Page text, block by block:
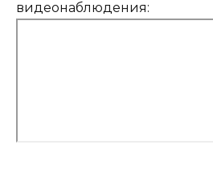
видеонаблюдения: